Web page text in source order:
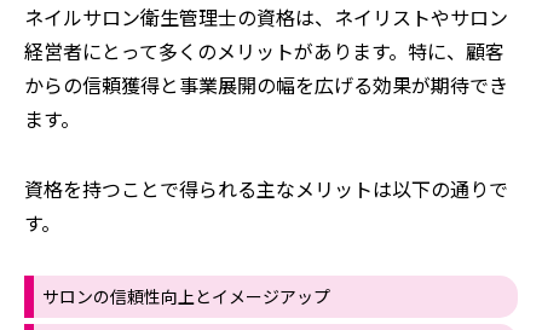
ネイルサロン衛生管理士の資格は、ネイリストやサロン
経営者にとって多くのメリットがあります。特に、顧客
からの信頼獲得と事業展開の幅を広げる効果が期待でき
ます。
資格を持つことで得られる主なメリットは以下の通りで
す。
サロンの信頼性向上とイメージアップ